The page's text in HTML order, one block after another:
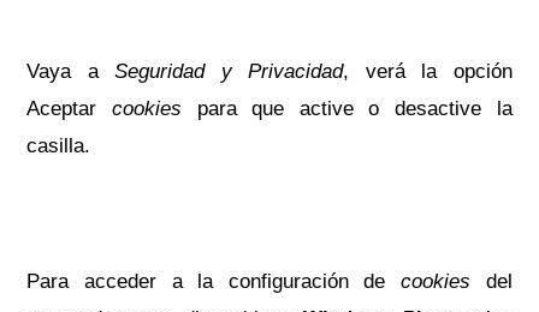
Vaya aSeguridad y Privacidad, verá la opción
Aceptarcookies para que active o desactive la
casilla.
Para acceder a la configuración de cookies del